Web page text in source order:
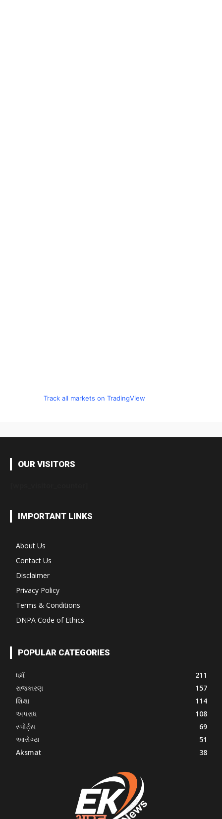
Track all markets on TradingView
OUR VISITORS
IMPORTANT LINKS
About Us
Contact Us
Disclaimer
Privacy Policy
Terms & Conditions
DNPA Code of Ethics
POPULAR CATEGORIES
ધર્મ
211
રાજકારણ
157
શિક્ષા
114
અપરાધ
108
સ્પોર્ટ્સ
69
આરોગ્ય
51
Aksmat
38